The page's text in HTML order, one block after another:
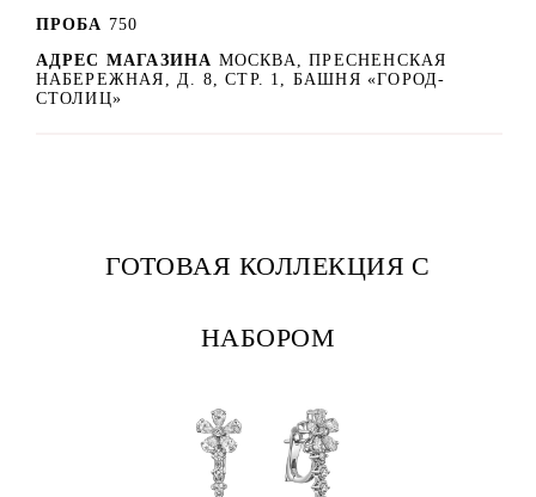
ПРОБА 750
АДРЕС МАГАЗИНА МОСКВА, ПРЕСНЕНСКАЯ
НАБЕРЕЖНАЯ, Д. 8, СТР. 1, БАШНЯ «ГОРОД-
СТОЛИЦ»
ГОТОВАЯ КОЛЛЕКЦИЯ С
НАБОРОМ